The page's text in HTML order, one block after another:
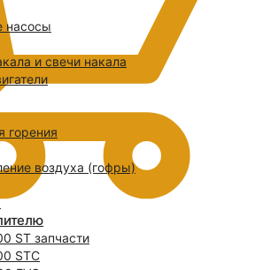
насосы
и свечи накала
горения
воздуха (гофры)
ST запчасти
STC